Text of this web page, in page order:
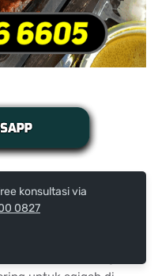
Sewu Gubeng Kota
catering untuk
Surabaya, catering
konsultasi via
0827